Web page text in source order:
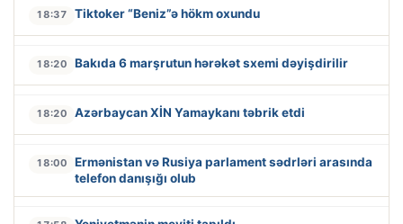
18:37 Tiktoker “Beniz”ə hökm oxundu
18:20 Bakıda 6 marşrutun hərəkət sxemi dəyişdirilir
18:20 Azərbaycan XİN Yamaykanı təbrik etdi
18:00
Ermənistan və Rusiya parlament sədrləri arasında
telefon danışığı olub